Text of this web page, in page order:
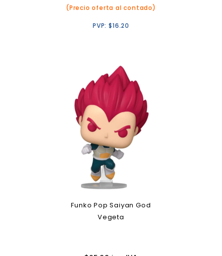
(Precio oferta al contado)
PVP:$16.20
Funko Pop Saiyan God
Vegeta